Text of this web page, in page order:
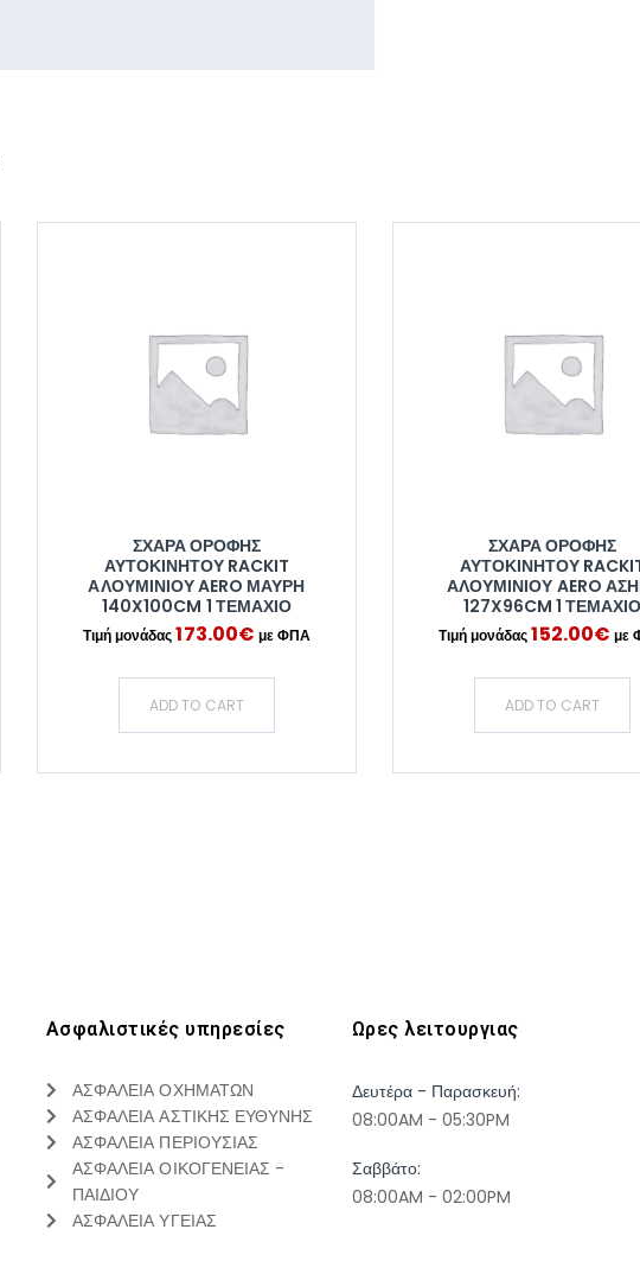
ΣΧΆΡΑ ΟΡΟΦΉΣ
ΑΥΤΟΚΙΝΉΤΟΥ RACKIT
ΑΛΟΥΜΙΝΊΟΥ AERO ΜΑΎΡΗ
140X100CM 1 ΤΕΜΆΧΙΟ
173.00€
ADD TO CART
ΣΧΆΡΑ ΟΡΟΦΉΣ
ΑΥΤΟΚΙΝΉΤΟΥ
ΑΛΟΥΜΙΝΊΟΥ AERO
127X96CM 1 ΤΕΜΆΧΙΟ
152.00€
ADD TO CART
Ασφαλιστικές υπηρεσίες
ΑΣΦΑΛΕΙΑ ΟΧΗΜΑΤΩΝ
ΑΣΦΑΛΕΙΑ ΑΣΤΙΚΗΣ ΕΥΘΥΝΗΣ
ΑΣΦΑΛΕΙΑ ΠΕΡΙΟΥΣΙΑΣ
ΑΣΦΑΛΕΙΑ ΟΙΚΟΓΕΝΕΙΑΣ -
ΠΑΙΔΙΟΥ
ΑΣΦΑΛΕΙΑ ΥΓΕΙΑΣ
Ωρες λειτουργιας
Δευτέρα - Παρασκευή:
08:00AM - 05:30PM
Σαββάτο:
08:00AM - 02:00PM